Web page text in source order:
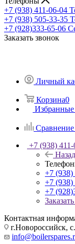
+7 (938) 411-06-04
+7 (938) 505-33-35
+7 (928)333-65-06
Заказать звонок
Личный
Корзина0
Сравнение
+7 (938)
Назад
+7 (938)
+7 (938)
+7
Контактная
г.Новороссийск,